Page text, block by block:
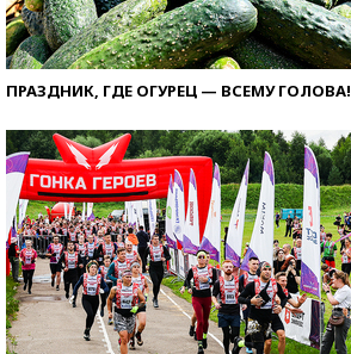
ПРАЗДНИК, ГДЕ ОГУРЕЦ — ВСЕМУ ГОЛОВА!